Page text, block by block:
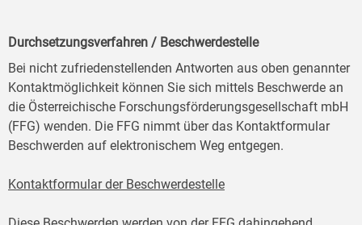
Durchsetzungsverfahren / Beschwerdestelle
Bei nicht zufriedenstellenden Antworten aus oben genannter
Kontaktmöglichkeit können Sie sich mittels Beschwerde an
die Österreichische Forschungsförderungsgesellschaft mbH
(FFG) wenden. Die FFG nimmt über das Kontaktformular
Beschwerden auf elektronischem Weg entgegen.
Kontaktformular der Beschwerdestelle